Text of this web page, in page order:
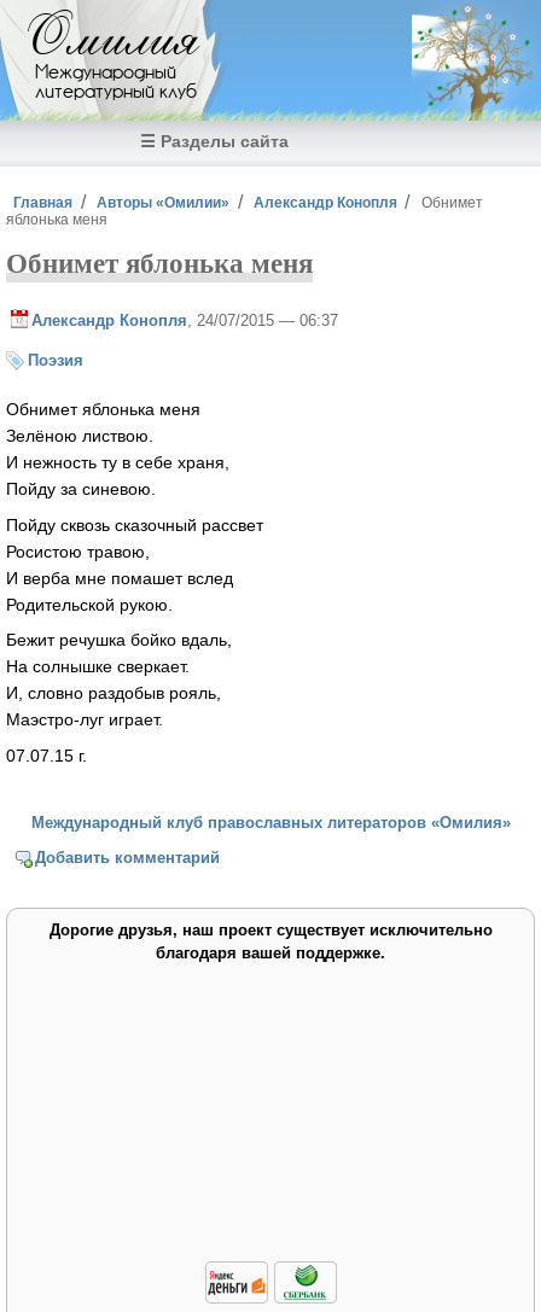
Перейти к основному содержанию
Омилия
Международный
литературный клуб
☰ Разделы сайта
Вы здесь
Главная Авторы «Омилии» Александр Конопля
Обнимет
яблонька меня
Обнимет яблонька меня
Александр Конопля , 24/07/2015 — 06:37
Поэзия
Обнимет яблонька меня
Зелёною листвою.
И нежность ту в себе храня,
Пойду за синевою.
Пойду сквозь сказочный рассвет
Росистою травою,
И верба мне помашет вслед
Родительской рукою.
Бежит речушка бойко вдаль,
На солнышке сверкает.
И, словно раздобыв рояль,
Маэстро-луг играет.
07.07.15 г.
Международный клуб православных литераторов «Омилия»
Добавить комментарий
Дорогие друзья, наш проект существует исключительно
благодаря вашей поддержке.